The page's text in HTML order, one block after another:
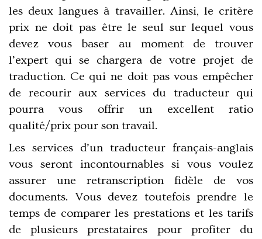
les deux langues à travailler. Ainsi, le critère
prix ne doit pas être le seul sur lequel vous
devez vous baser au moment de trouver
l’expert qui se chargera de votre projet de
traduction. Ce qui ne doit pas vous empêcher
de recourir aux services du traducteur qui
pourra vous offrir un excellent ratio
qualité/prix pour son travail.
Les services d’un traducteur français-anglais
vous seront incontournables si vous voulez
assurer une retranscription fidèle de vos
documents. Vous devez toutefois prendre le
temps de comparer les prestations et les tarifs
de plusieurs prestataires pour profiter du